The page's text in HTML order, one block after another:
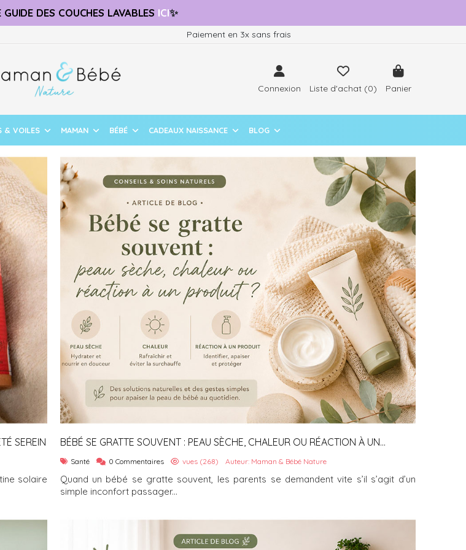
GUIDE DES COUCHES LAVABLES ICI✨
Paiement en 3x sans frais
Connexion Liste d'achat (0) Panier
& VOILES MAMAN BÉBÉ CADEAUX NAISSANCE BLOG
SEREIN
solaire
BÉBÉ SE GRATTE SOUVENT : PEAU SÈCHE, CHALEUR OU RÉACTION À UN
PRODUIT ?
Santé 0 Commentaires vues (268) Auteur: Maman & Bébé Nature
Quand un bébé se gratte souvent, les parents se demandent vite s’il s’agit d’un
simple inconfort passager...